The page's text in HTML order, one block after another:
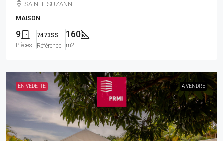
SAINTE SUZANNE
MAISON
9
Pièces
7473SS
Référence
160
m2
EN VEDETTE A VENDRE